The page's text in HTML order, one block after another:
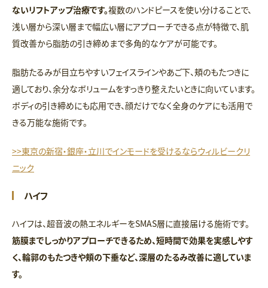
ないリフトアップ治療です。複数のハンドピースを使い分けることで、
浅い層から深い層まで幅広い層にアプローチできる点が特徴で、肌
質改善から脂肪の引き締めまで多角的なケアが可能です。
脂肪たるみが目立ちやすいフェイスラインやあご下、頬のもたつきに
適しており、余分なボリュームをすっきり整えたいときに向いています。
ボディの引き締めにも応用でき、顔だけでなく全身のケアにも活用で
きる万能な施術です。
>>東京の新宿・銀座・立川でインモードを受けるならウィルビークリ
ニック
ハイフ
ハイフは、超音波の熱エネルギーをSMAS層に直接届ける施術です。
筋膜までしっかりアプローチできるため、短時間で効果を実感しやす
く、輪郭のもたつきや頬の下垂など、深層のたるみ改善に適していま
す。